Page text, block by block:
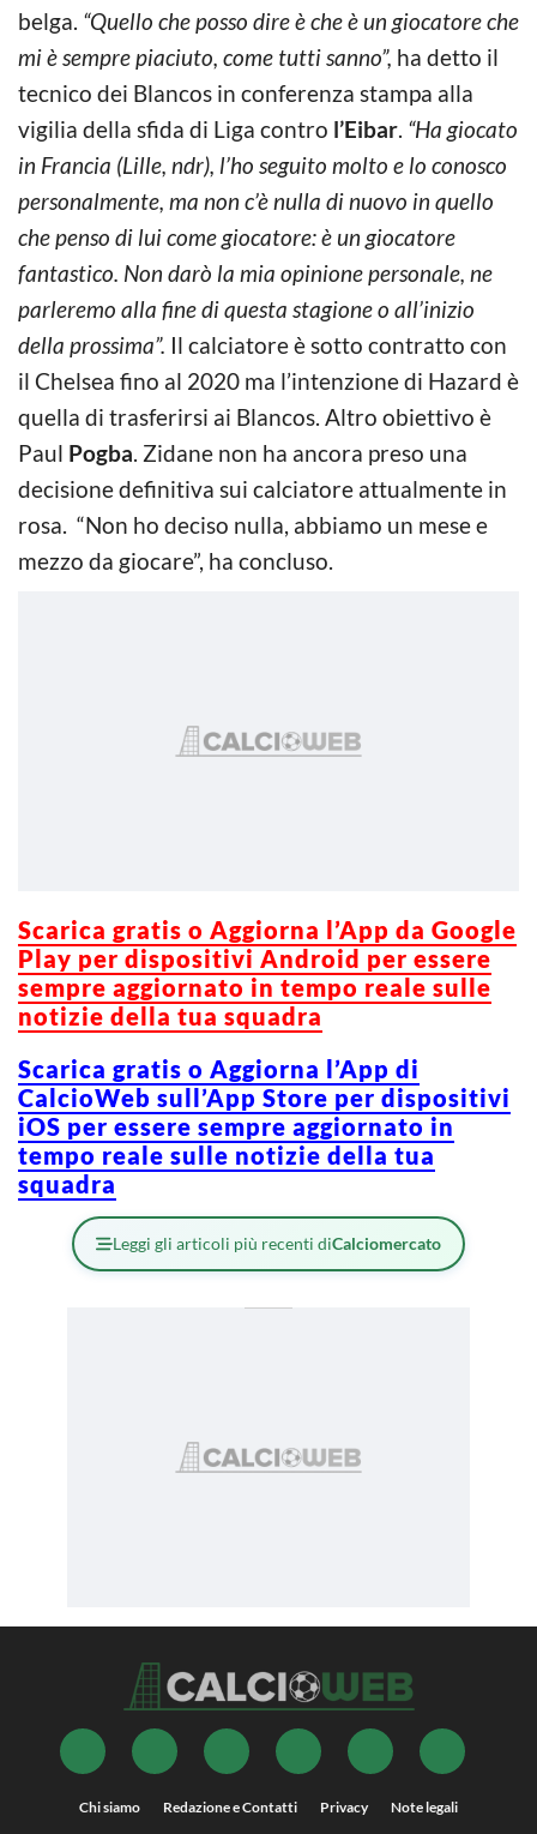
belga. “Quello che posso dire è che è un giocatore che
mi è sempre piaciuto, come tutti sanno”, ha detto il
tecnico dei Blancos in conferenza stampa alla
vigilia della sfida di Liga contro l’Eibar. “Ha giocato
in Francia (Lille, ndr), l’ho seguito molto e lo conosco
personalmente, ma non c’è nulla di nuovo in quello
che penso di lui come giocatore: è un giocatore
fantastico. Non darò la mia opinione personale, ne
parleremo alla fine di questa stagione o all’inizio
della prossima”. Il calciatore è sotto contratto con
il Chelsea fino al 2020 ma l’intenzione di Hazard è
quella di trasferirsi ai Blancos. Altro obiettivo è
Paul Pogba. Zidane non ha ancora preso una
decisione definitiva sui calciatore attualmente in
rosa. “Non ho deciso nulla, abbiamo un mese e
mezzo da giocare”, ha concluso.
Scarica gratis o Aggiorna l’App da Google
Play per dispositivi Android per essere
sempre aggiornato in tempo reale sulle
notizie della tua squadra
Scarica gratis o Aggiorna l’App di
CalcioWeb sull’App Store per dispositivi
iOS per essere sempre aggiornato in
tempo reale sulle notizie della tua
squadra
Leggi gli articoli più recenti diCalciomercato
Chi siamo Redazione e Contatti Privacy Note legali